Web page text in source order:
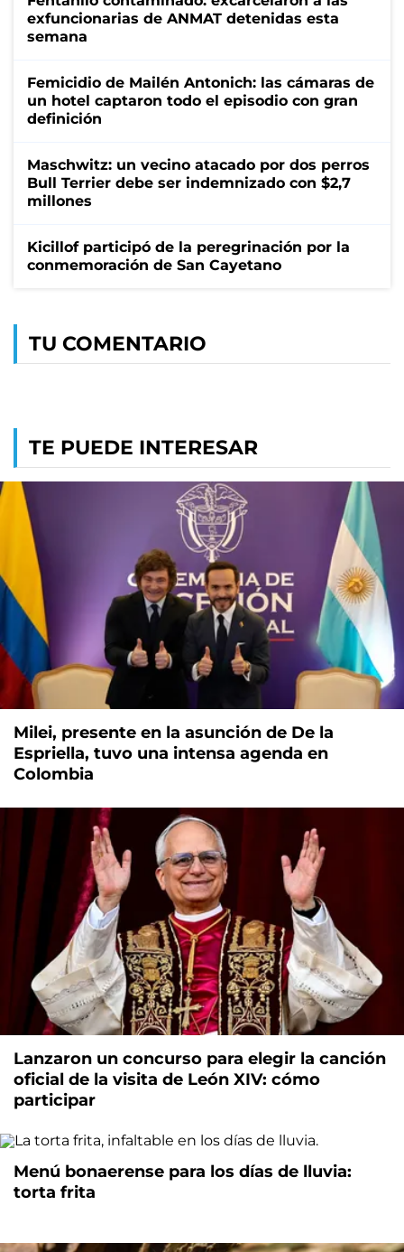
exfuncionarias de ANMAT detenidas esta
semana
Femicidio de Mailén Antonich: las cámaras de
un hotel captaron todo el episodio con gran
definición
Maschwitz: un vecino atacado por dos perros
Bull Terrier debe ser indemnizado con $2,7
millones
Kicillof participó de la peregrinación por la
conmemoración de San Cayetano
TU COMENTARIO
TE PUEDE INTERESAR
Milei, presente en la asunción de De la
Espriella, tuvo una intensa agenda en
Colombia
Lanzaron un concurso para elegir la canción
oficial de la visita de León XIV: cómo
participar
Menú bonaerense para los días de lluvia:
torta frita